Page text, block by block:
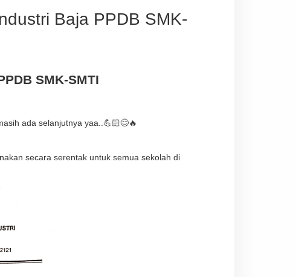
Baja PPDB SMK-
SMK-SMTI
ada selanjutnya yaa..💪🏻😊🔥
secara serentak untuk semua sekolah di